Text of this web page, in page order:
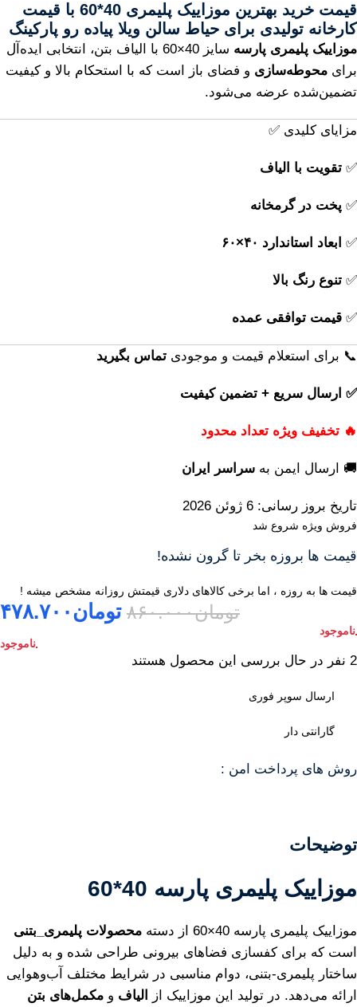
قیمت خرید بهترین موزاییک پلیمری 40*60 با قیمت
کارخانه تولیدی برای حیاط سالن ویلا پیاده رو پارکینگ
موزاییک پلیمری پارسه
سایز 40×60 با الیاف بتن، انتخابی ایده‌آل
برای محوطه‌سازی و فضای باز است که با استحکام بالا و کیفیت
تضمین‌شده عرضه می‌شود.
مزایای کلیدی ✅
✅ تقویت با الیاف
✅ پخت در گرمخانه
✅ ابعاد استاندارد ۴۰×۶۰
✅ تنوع رنگ بالا
✅ قیمت توافقی عمده
📞 برای استعلام قیمت و موجودی تماس بگیرید
✅ ارسال سریع + تضمین کیفیت
🔥 تخفیف ویژه تعداد محدود
🚚 ارسال ایمن به سراسر ایران
تاریخ بروز رسانی: 6 ژوئن 2026
فروش ویژه شروع شد
قیمت ها بروزه بخر تا گرون نشده!
قیمت ها به روزه ، اما برخی کالاهای دلاری قیمتش روزانه مشخص میشه !
تومان۸۶۰.۰۰۰ تومان۴۷۸.۷۰۰
2 نفر در حال بررسی این محصول هستند
ارسال سوپر فوری
گارانتی دار
روش های پرداخت امن :
توضیحات
موزاییک پلیمری پارسه 40*60
موزاییک پلیمری پارسه 40×60 از دسته
محصولات پلیمری_بتنی
است که برای کفسازی فضاهای بیرونی طراحی شده و به دلیل
ساختار پلیمری-بتنی، دوام مناسبی در شرایط مختلف آب‌وهوایی
ارائه می‌دهد. در تولید این موزاییک از
الیاف و مکمل‌های بتن